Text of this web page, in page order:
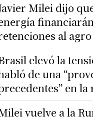
Milei dijo
al agro
elevó la
de una
en
vuelve a la